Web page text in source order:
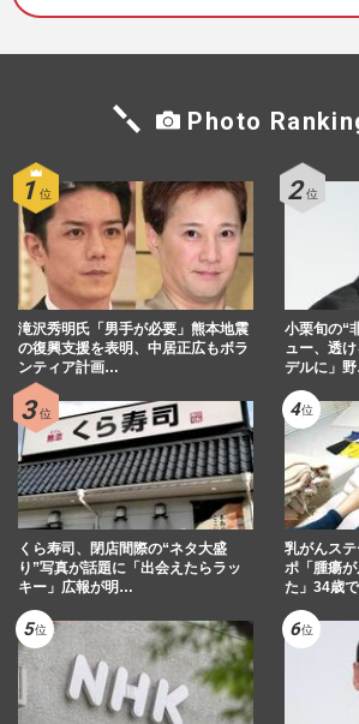
『週刊女性』編集部
山田涼介、ドラマ『一
中での初ソロドームツア
理由、Hey! Say!
週刊女性PRIME
二宮和也、YouTube『
で山田涼介の“お友達”
週刊女性PRIME
嵐・大野智、STARTO
られた“引退”の本音「
すグループへの敬意と
週刊女性2026年3月24日・31日号
Photo
滝沢秀明氏「男手が必要」熊本地震
の復興支援を表明、中居正広もボラ
ンティア計画…
小栗旬の“
ュー、透
デルに」
くら寿司、閉店間際の“ネタ大盛
り”写真が話題に「出会えたらラッ
キー」広報が明…
乳がんス
ポ「腫瘍
た」34歳